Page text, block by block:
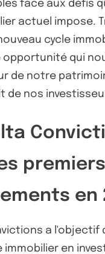
face aux défis
actuel impose.
cycle
opportunité qui
de notre
de nos
premiers
en
a l'objectif
en